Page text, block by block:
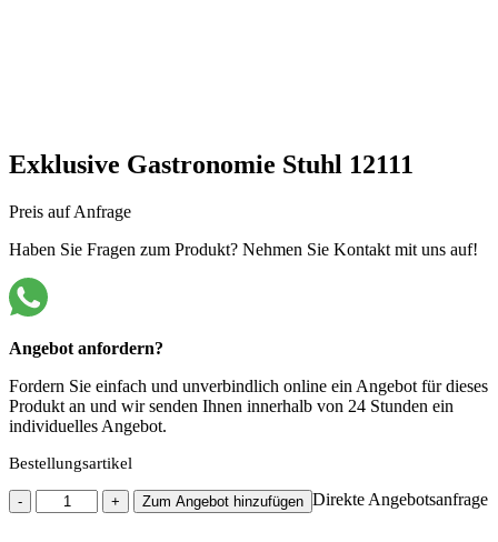
Exklusive Gastronomie Stuhl 12111
Preis auf Anfrage
Haben Sie Fragen zum Produkt? Nehmen Sie Kontakt mit uns auf!
Angebot anfordern?
Fordern Sie einfach und unverbindlich online ein Angebot für dieses
Produkt an und wir senden Ihnen innerhalb von 24 Stunden ein
individuelles Angebot.
Bestellungsartikel
-
Exklusive
Gastronomie
+ Zum Angebot hinzufügen Direkte Angebotsanfrage